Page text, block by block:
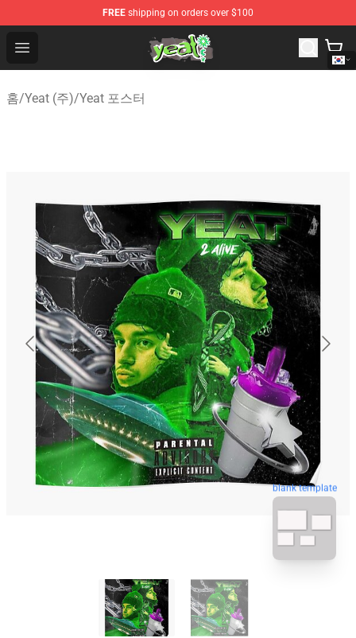
FREE shipping on orders over $100
Open menu
Yeat Shop - Official Yeat Merchandise Store
홈/Yeat (주)/Yeat 포스터
blank template